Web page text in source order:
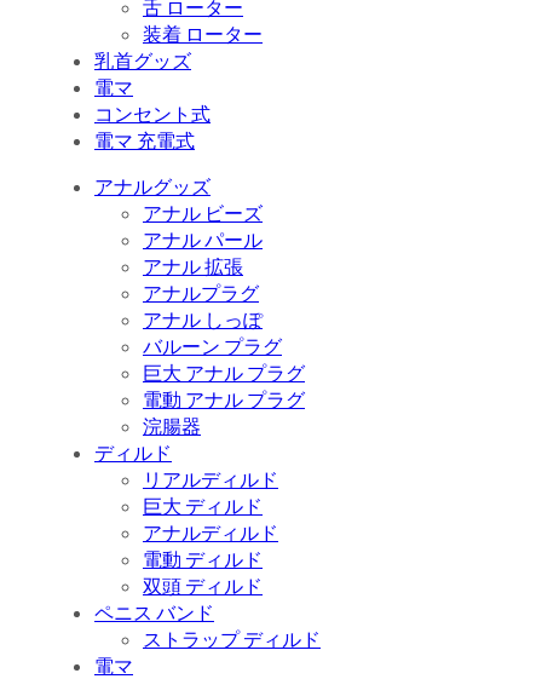
舌 ローター
装着 ローター
乳首グッズ
電マ
コンセント式
電マ 充電式
アナルグッズ
アナル ビーズ
アナル パール
アナル 拡張
アナルプラグ
アナル しっぽ
バルーン プラグ
巨大 アナル プラグ
電動 アナル プラグ
浣腸器
ディルド
リアルディルド
巨大 ディルド
アナルディルド
電動 ディルド
双頭 ディルド
ペニス バンド
ストラップ ディルド
電マ